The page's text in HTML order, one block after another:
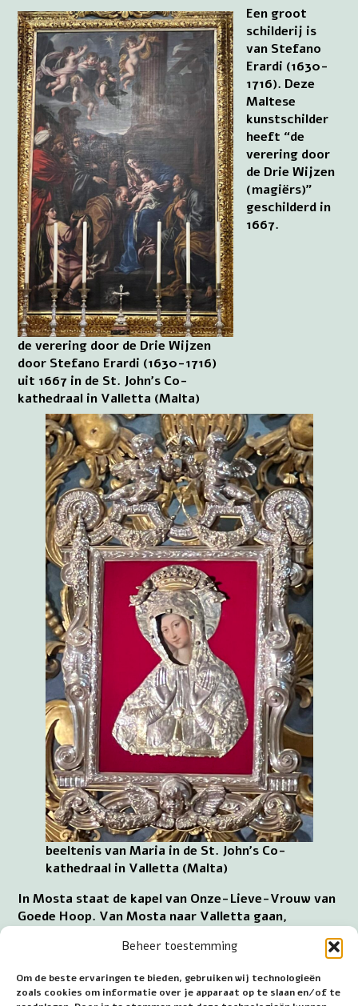
Beheer toestemming
Om de beste ervaringen te bieden, gebruiken wij technologieën
zoals cookies om informatie over je apparaat op te slaan en/of te
de verering door de Drie Wijzen
door Stefano Erardi (1630-1716)
uit 1667 in de St. John’s Co-
kathedraal in Valletta (Malta)
Een groot
schilderij is
van Stefano
Erardi (1630-
1716). Deze
Maltese
kunstschilder
heeft “de
verering door
de Drie Wijzen
(magiërs)”
geschilderd in
1667.
beeltenis van Maria in de St. John’s Co-
kathedraal in Valletta (Malta)
In Mosta staat de kapel van Onze-Lieve-Vrouw van
Goede Hoop. Van Mosta naar Valletta gaan,
reizen, houdt in 26 km naar het zuidoosten
overbruggen.